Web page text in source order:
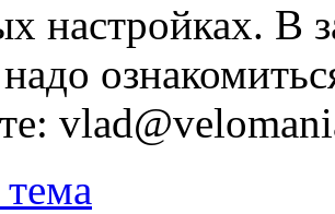
настройках. В